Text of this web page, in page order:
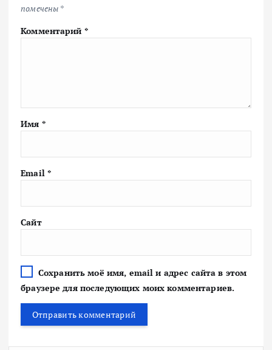
помечены *
Комментарий *
Имя *
Email *
Сайт
Сохранить моё имя, email и адрес сайта в этом
браузере для последующих моих комментариев.